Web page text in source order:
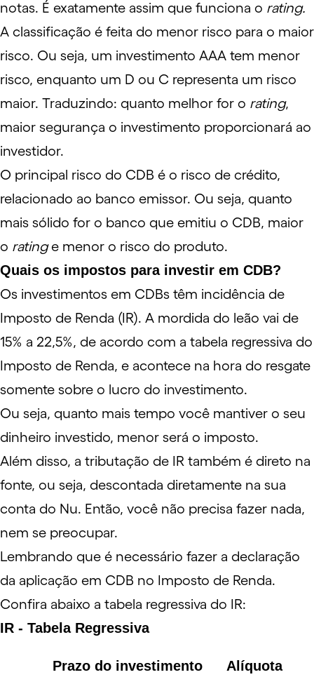
notas. É exatamente assim que funciona o rating.
A classificação é feita do menor risco para o maior
risco. Ou seja, um investimento AAA tem menor
risco, enquanto um D ou C representa um risco
maior. Traduzindo: quanto melhor for o rating,
maior segurança o investimento proporcionará ao
investidor.
O principal risco do CDB é o risco de crédito,
relacionado ao banco emissor. Ou seja, quanto
mais sólido for o banco que emitiu o CDB, maior
o ratinge menor o risco do produto.
Quais os impostos para investir em CDB?
Os investimentos em CDBs têm incidência de
Imposto de Renda (IR). A mordida do leão vai de
15% a 22,5%, de acordo com a tabela regressiva do
Imposto de Renda, e acontece na hora do resgate
somente sobre o lucro do investimento.
Ou seja, quanto mais tempo você mantiver o seu
dinheiro investido, menor será o imposto.
Além disso, a tributação de IR também é direto na
fonte, ou seja, descontada diretamente na sua
conta do Nu. Então, você não precisa fazer nada,
nem se preocupar.
Lembrando que é necessário fazer a declaração
da aplicação em CDB no Imposto de Renda.
Confira abaixo a tabela regressiva do IR:
IR - Tabela Regressiva
Prazo do investimento
Alíquota